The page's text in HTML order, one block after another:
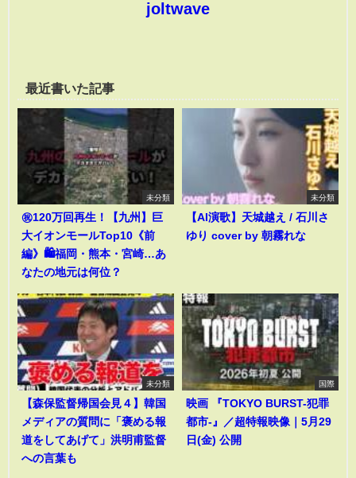
joltwave
最近書いた記事
未分類
㊗️120万回再生！【九州】巨
大イオンモールTop10《前
編》🛍️福岡・熊本・宮崎…あ
なたの地元は何位？
未分類
【AI演歌】天城越え / 石川さ
ゆり cover by 朝霧れな
未分類
【森保監督帰国会見４】韓国
メディアの質問に「褒める報
道をしてあげて」洪明甫監督
への言葉も
国際
映画 『TOKYO BURST-犯罪
都市-』／超特報映像｜5月29
日(金) 公開